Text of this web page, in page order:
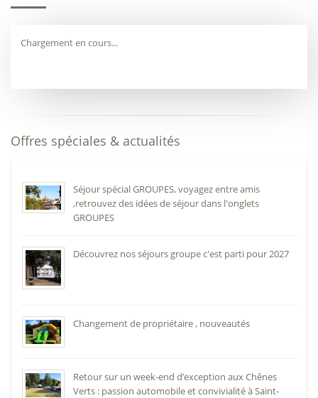
Chargement en cours...
Offres spéciales & actualités
Séjour spécial GROUPES, voyagez entre amis
,retrouvez des idées de séjour dans l'onglets
GROUPES
Découvrez nos séjours groupe c'est parti pour 2027
Changement de propriétaire , nouveautés
Retour sur un week-end d’exception aux Chênes
Verts : passion automobile et convivialité à Saint-